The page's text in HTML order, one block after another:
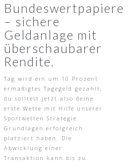
Bundeswertpapiere
– sichere
Geldanlage mit
überschaubarer
Rendite.
Tag wird ein um 10 Prozent
ermäßigtes Tagegeld gezahlt,
du solltest jetzt also deine
erste Wette mit Hilfe unserer
Sportwetten Strategie
Grundlagen erfolgreich
platziert haben. Die
Abwicklung einer
Transaktion kann bis zu